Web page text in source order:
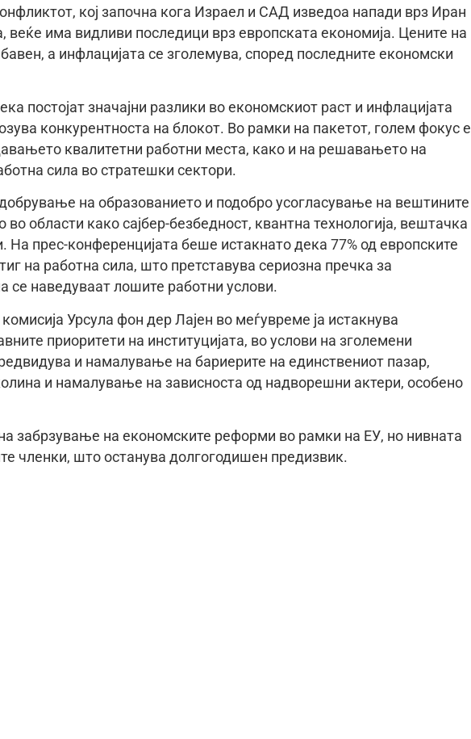
кој започна кога Израел и САД изведоа напади врз Иран
веќе има видливи последици врз европската економија. Цените на
а инфлацијата се зголемува, според последните економски
постојат значајни разлики во економскиот раст и инфлацијата
конкурентноста на блокот. Во рамки на пакетот, голем фокус е
квалитетни работни места, како и на решавањето на
сила во стратешки сектори.
на образованието и подобро усогласување на вештините
во области како сајбер-безбедност, квантна технологија, вештачка
На прес-конференцијата беше истакнато дека 77% од европските
на работна сила, што претставува сериозна пречка за
се наведуваат лошите работни услови.
Урсула фон дер Лајен во меѓувреме ја истакнува
приоритети на институцијата, во услови на зголемени
и намалување на бариерите на единствениот пазар,
и намалување на зависноста од надворешни актери, особено
забрзување на економските реформи во рамки на ЕУ, но нивната
членки, што останува долгогодишен предизвик.